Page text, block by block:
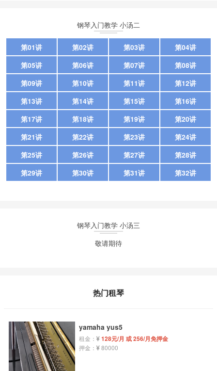
钢琴入门教学 小汤二
第01讲 第02讲 第03讲
第04讲
第05讲
第06讲 第07讲
第08讲
第09讲
第10讲 第11讲
第12讲
第13讲
第14讲 第15讲
第16讲
第17讲
第18讲 第19讲
第20讲
第21讲
第22讲 第23讲
第24讲
第25讲
第26讲 第27讲
第28讲
第29讲
第30讲 第31讲 第32讲
钢琴入门教学 小汤三
敬请期待
热门租琴
yamaha yus5
租金： 128元/月 或 256/月免押金
押金： 80000